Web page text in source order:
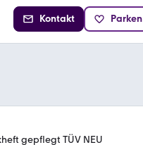
Kontakt Parken
gepflegt TÜV NEU